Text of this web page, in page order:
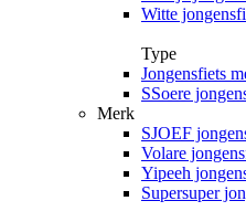
Witte
Type
Jongensfiets
SSoere
Merk
SJOEF
Volare
Yipeeh
Supersuper